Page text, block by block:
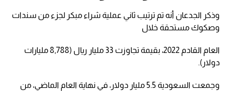
وذكر الجدعان أنه تم ترتيب ثاني عملية شراء مبكر لجزء من سندات
وصكوك مستحقة خلال
العام القادم 2022، بقيمة تجاوزت 33 مليار ريال (8,788 مليارات
دولار).
وجمعت السعودية 5.5 مليار دولار، في نهاية العام الماضي، من